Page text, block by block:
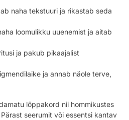
naha tekstuuri ja rikastab seda
loomulikku uuenemist ja aitab
ja pakub pikaajalist
ja annab näole terve,
lõppakord nii hommikustes
seerumit või essentsi kantav